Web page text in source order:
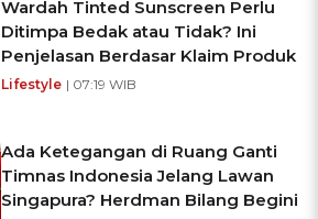
Wardah Tinted Sunscreen Perlu
Ditimpa Bedak atau Tidak? Ini
Penjelasan Berdasar Klaim Produk
Lifestyle | 07:19 WIB
Ada Ketegangan di Ruang Ganti
Timnas Indonesia Jelang Lawan
Singapura? Herdman Bilang Begini